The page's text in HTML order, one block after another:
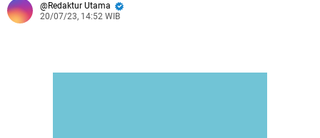
Redaktur Utama
20/07/23, 14:52 WIB